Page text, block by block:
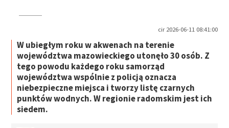
cir 2026-06-11 08:41:00
W ubiegłym roku w akwenach na terenie
województwa mazowieckiego utonęło 30 osób. Z
tego powodu każdego roku samorząd
województwa wspólnie z policją oznacza
niebezpieczne miejsca i tworzy listę czarnych
punktów wodnych. W regionie radomskim jest ich
siedem.